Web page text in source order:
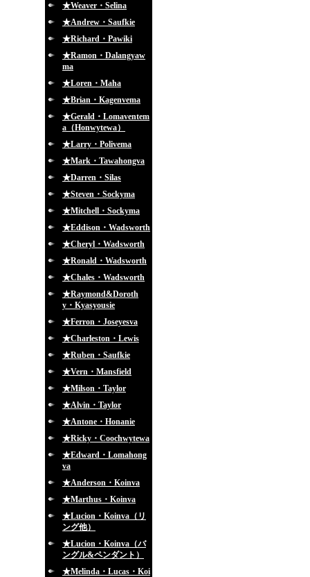
★Weaver・Selina
★Andrew・Saufkie
★Richard・Pawiki
★Ramon・Dalangyaw
ma
★Loren・Maha
★Brian・Kagenvema
★Gerald・Lomaventem
a（Honwytewa）
★Larry・Polivema
★Mark・Tawahongva
★Darren・Silas
★Steven・Sockyma
★Mitchell・Sockyma
★Eddison・Wadsworth
★Cheryl・Wadsworth
★Ronald・Wadsworth
★Chales・Wadsworth
★Raymond&Doroth
y・Kyasyousie
★Ferron・Joseyesva
★Charleston・Lewis
★Ruben・Saufkie
★Vern・Mansfield
★Milson・Taylor
★Alvin・Taylor
★Antone・Honanie
★Ricky・Coochwytewa
★Edward・Lomahong
va
★Anderson・Koinva
★Marthus・Koinva
★Lucion・Koinva（リ
ング他）
★Lucion・Koinva（バ
ングル&ペンダント）
★Melinda・Lucas・Koi